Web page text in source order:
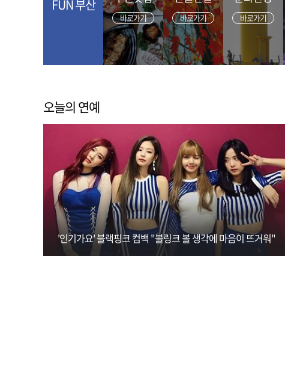
FUN 부산
바로가기 바로가기 바로가기
오늘의 연예
'인기가요' 블랙핑크 컴백 "블링크 볼 생각에 마음이 뜨거워"